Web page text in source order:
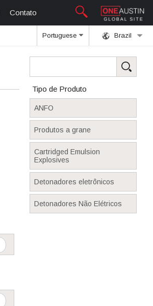
Contato
Brazil
Portuguese
Tipo de Produto
ANFO
Produtos a grane
Cartridged Emulsion
Explosives
Detonadores eletrônicos
Detonadores Não Elétricos